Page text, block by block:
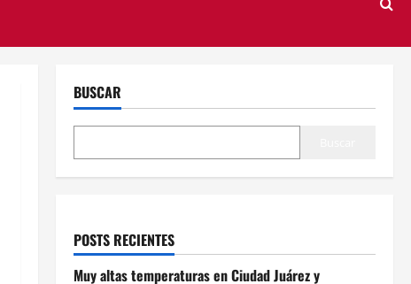
BUSCAR
POSTS RECIENTES
Muy altas temperaturas en Ciudad Juárez y